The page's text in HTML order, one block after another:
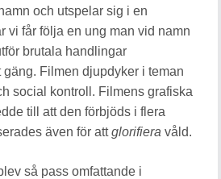
och utspelar sig i en
vi får följa en ung man vid namn
brutala handlingar
Filmen djupdyker i teman
social kontroll. Filmens grafiska
till att den förbjöds i flera
även för attglorifiera våld.
så pass omfattande i